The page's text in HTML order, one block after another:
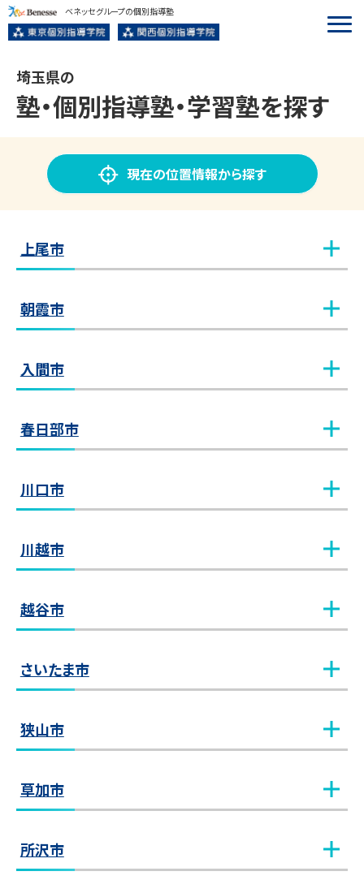
ベネッセグループの個別指導塾
埼玉県の
塾・個別指導塾・学習塾を探す
現在の位置情報から探す
上尾市
上尾教室 教室見学（無料）
朝霞市
朝霞台教室 教室見学（無料）
入間市
入間市教室 教室見学（無料）
春日部市
春日部教室 教室見学（無料）
川口市
川口教室 教室見学（無料）
川越市
川越教室 教室見学（無料）
越谷市
せんげん台教室 教室見学（無料）
南越谷教室
さいたま市
浦和教室 教室見学（無料）
大宮教室
狭山市
狭山市教室 教室見学（無料）
草加市
草加教室 教室見学（無料）
所沢市